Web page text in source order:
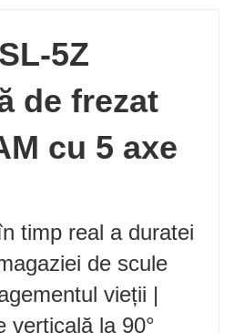
5Z
de frezat
cu 5 axe
timp real a duratei
de scule
vieții |
verticală la 90°